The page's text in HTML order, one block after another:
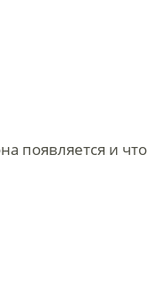
появляется и